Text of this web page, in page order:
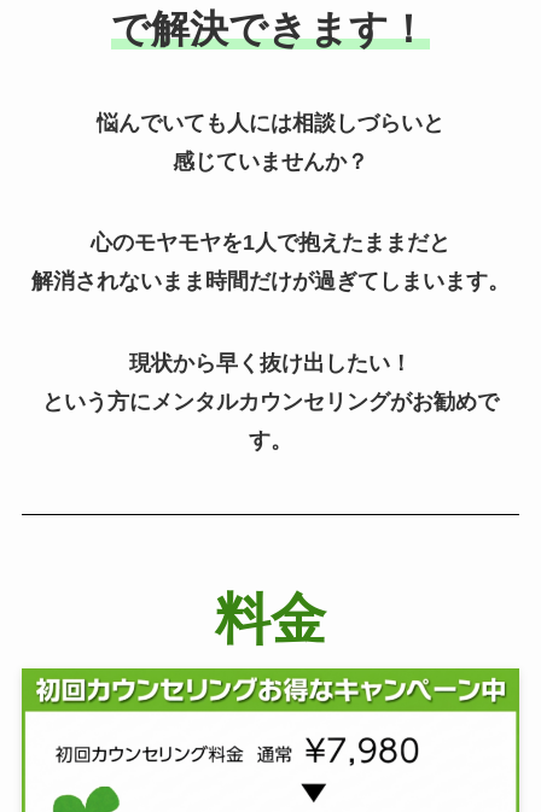
で解決できます！
悩んでいても人には相談しづらいと
感じていませんか？
心のモヤモヤを1人で抱えたままだと
解消されないまま時間だけが過ぎてしまいます。
現状から早く抜け出したい！
という方にメンタルカウンセリングがお勧めで
す。
料金